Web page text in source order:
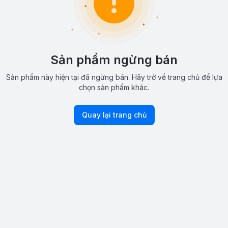
Sản phẩm ngừng bán
Sản phẩm này hiện tại đã ngừng bán. Hãy trở về trang chủ để lựa
chọn sản phẩm khác.
Quay lại trang chủ